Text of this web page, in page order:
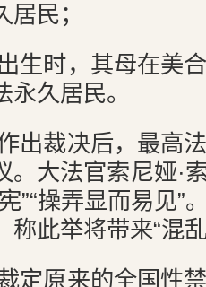
民；
生时，其母在美
久居民。
出裁决后，最高
。大法官索尼娅·
”“操弄显而易见”
称此举将带来“混
定原来的全国性